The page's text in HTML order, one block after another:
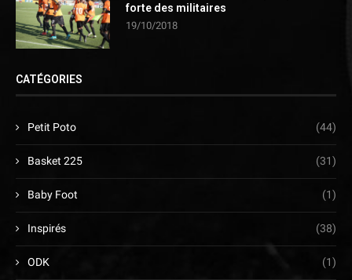
forte des militaires
19/10/2018
CATÉGORIES
Petit Poto (44)
Basket 225 (31)
Baby Foot (1)
Inspirés (38)
ODK (1)